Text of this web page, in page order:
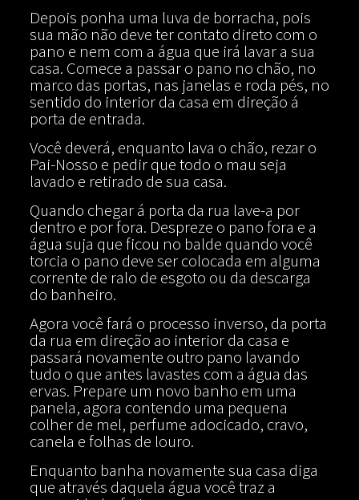
Depois ponha uma luva de borracha, pois
sua mão não deve ter contato direto com o
pano e nem com a água que irá lavar a sua
casa. Comece a passar o pano no chão, no
marco das portas, nas janelas e roda pés, no
sentido do interior da casa em direção á
porta de entrada.
Você deverá, enquanto lava o chão, rezar o
Pai-Nosso e pedir que todo o mau seja
lavado e retirado de sua casa.
Quando chegar á porta da rua lave-a por
dentro e por fora. Despreze o pano fora e a
água suja que ficou no balde quando você
torcia o pano deve ser colocada em alguma
corrente de ralo de esgoto ou da descarga
do banheiro.
Agora você fará o processo inverso, da porta
da rua em direção ao interior da casa e
passará novamente outro pano lavando
tudo o que antes lavastes com a água das
ervas. Prepare um novo banho em uma
panela, agora contendo uma pequena
colher de mel, perfume adocicado, cravo,
canela e folhas de louro.
Enquanto banha novamente sua casa diga
que através daquela água você traz a